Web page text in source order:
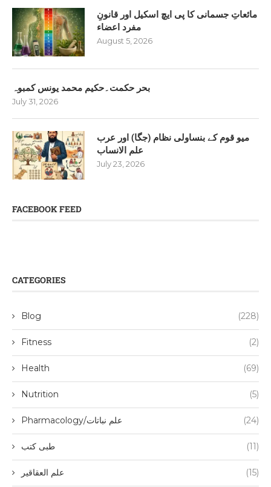
مائعاتِ جسمانی کا پی ایچ اسکیل اور قانونِ
مفرد اعضاء
August 5, 2026
بحر حکمت۔حکیم محمد یونس کمبوہ
July 31, 2026
میو قوم کے بنساولی نظام (جگا) اور عرب
علم الانساب
July 23, 2026
FACEBOOK FEED
CATEGORIES
Blog (228)
Fitness (2)
Health (69)
Nutrition (5)
Pharmacology/علم نباتات (24)
طبی کتب (11)
علم العقاقیر (15)